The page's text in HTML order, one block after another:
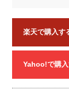
楽天で購入す
Yahoo!で購